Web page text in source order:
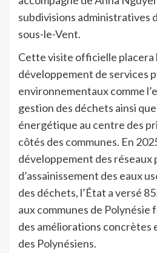
subdivisions administratives
sous-le-Vent.
Cette visite officielle placera
développement de services
environnementaux comme
gestion des déchets ainsi
énergétique au centre des
côtés des communes. En
développement des réseaux
d’assainissement des eaux
des déchets, l’État a versé
aux communes de Polynésie
des améliorations concrètes
des Polynésiens.